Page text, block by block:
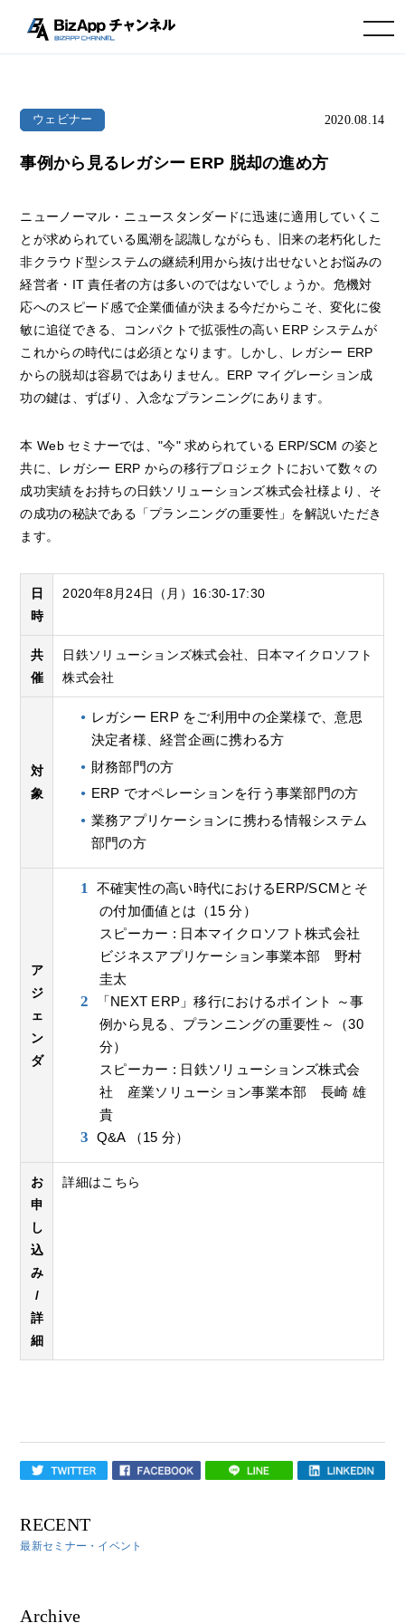
toggle navigation
ウェビナー 2020.08.14
事例から見るレガシー ERP 脱却の進め方
ニューノーマル・ニュースタンダードに迅速に適用していくこ
とが求められている風潮を認識しながらも、旧来の老朽化した
非クラウド型システムの継続利用から抜け出せないとお悩みの
経営者・IT 責任者の方は多いのではないでしょうか。危機対
応へのスピード感で企業価値が決まる今だからこそ、変化に俊
敏に追従できる、コンパクトで拡張性の高い ERP システムが
これからの時代には必須となります。しかし、レガシー ERP
からの脱却は容易ではありません。ERP マイグレーション成
功の鍵は、ずばり、入念なプランニングにあります。
本 Web セミナーでは、"今" 求められている ERP/SCM の姿と
共に、レガシー ERP からの移行プロジェクトにおいて数々の
成功実績をお持ちの日鉄ソリューションズ株式会社様より、そ
の成功の秘訣である「プランニングの重要性」を解説いただき
ます。
日
時
2020年8月24日（月）16:30-17:30
共
催
日鉄ソリューションズ株式会社、日本マイクロソフト
株式会社
対
象
レガシー ERP をご利用中の企業様で、意思
決定者様、経営企画に携わる方
財務部門の方
ERP でオペレーションを行う事業部門の方
業務アプリケーションに携わる情報システム
部門の方
ア
ジ
ェ
ン
ダ
不確実性の高い時代におけるERP/SCMとそ
の付加価値とは（15 分）
スピーカー : 日本マイクロソフト株式会社
ビジネスアプリケーション事業本部 野村
圭太
「NEXT ERP」移行におけるポイント ～事
例から見る、プランニングの重要性～（30
分）
スピーカー : 日鉄ソリューションズ株式会
社 産業ソリューション事業本部 長崎 雄
貴
Q&A （15 分）
お
申
し
込
み
/
詳
細
詳細はこちら
RECENT
最新セミナー・イベント
Archive